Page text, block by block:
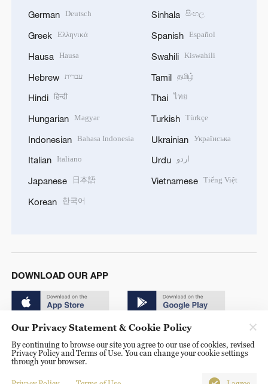
German Deutsch
Greek Ελληνικά
Hausa Hausa
Hebrew עברית
Hindi हिन्दी
Hungarian Magyar
Indonesian Bahasa Indonesia
Italian Italiano
Japanese 日本語
Korean 한국어
Sinhala සිංහල
Spanish Español
Swahili Kiswahili
Tamil தமிழ்
Thai ไทย
Turkish Türkçe
Ukrainian Українська
Urdu اردو
Vietnamese Tiếng Việt
DOWNLOAD OUR APP
© China Radio International.CRI. All Rights Reserved. 16A
Shijingshan Road, Beijing, China. 100040
Our Privacy Statement & Cookie Policy
By continuing to browse our site you agree to our use of cookies, revised
Privacy Policy and Terms of Use. You can change your cookie settings
through your browser.